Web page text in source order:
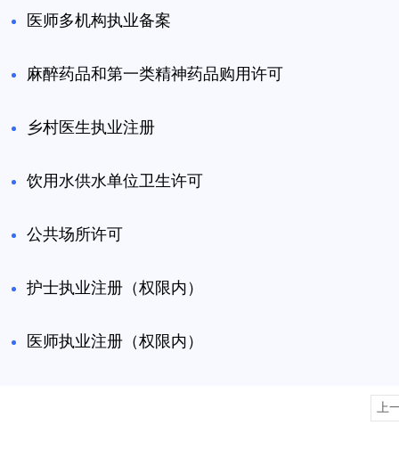
医师多机构执业备案
麻醉药品和第一类精神药品购用许可
乡村医生执业注册
饮用水供水单位卫生许可
公共场所许可
护士执业注册（权限内）
医师执业注册（权限内）
上